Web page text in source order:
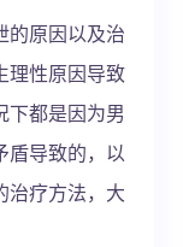
的原因以及治
理性原因导致
下都是因为男
盾导致的，以
治疗方法，大